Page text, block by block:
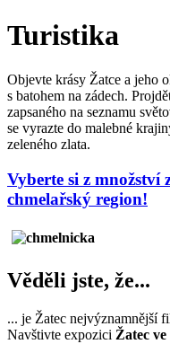
Turistika
Objevte krásy Žatce a jeho
s batohem na zádech.
zapsaného na seznamu
se vyrazte do malebné
zeleného zlata.
Vyberte si z množství
chmelařský region!
Věděli jste, že...
... je Žatec nejvýznamnější
Navštivte expozici Žatec